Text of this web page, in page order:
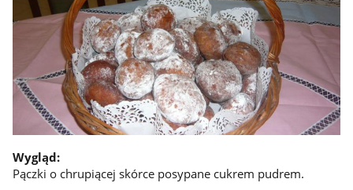
Wygląd:
Pączki o chrupiącej skórce posypane cukrem pudrem.